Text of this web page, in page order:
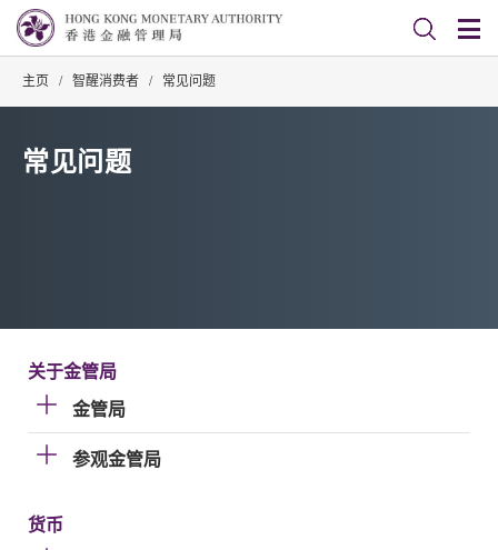
主页 / 智醒消费者 / 常见问题
常见问题
关于金管局
金管局
参观金管局
货币